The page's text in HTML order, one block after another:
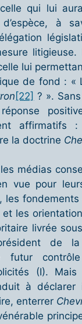
qui lui
à
lui
de fond : «
[22] ? ».
affirmatifs
la doctrine
médias
vue pour
, les fondements
les
livrée
de
futur
(I). Mais
à déclarer
enterrer